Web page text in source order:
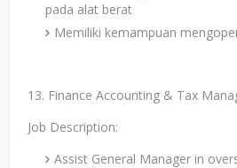
pada alat berat
Memiliki kemampuan
13. Finance Accounting & Tax
Job Description:
Assist General Manager in